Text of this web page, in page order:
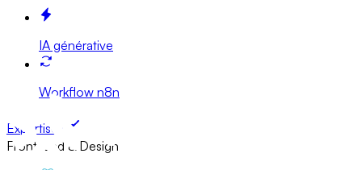
IA générative
Workflow n8n
Expertises
Front-end & Design